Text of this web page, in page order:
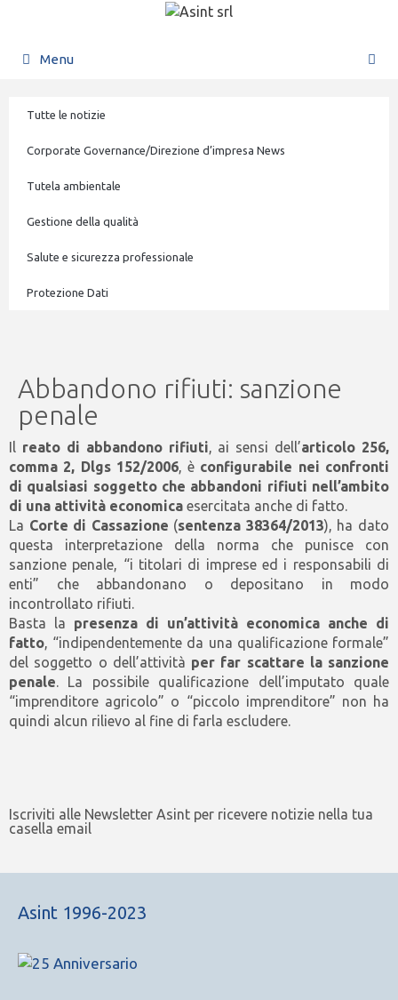
Menu
Tutte le notizie
Corporate Governance/Direzione d’impresa News
Tutela ambientale
Gestione della qualità
Salute e sicurezza professionale
Protezione Dati
Abbandono rifiuti: sanzione
penale
Il reato di abbandono rifiuti, ai sensi dell’articolo 256,
comma 2, Dlgs 152/2006, è configurabile nei confronti
di qualsiasi soggetto che abbandoni rifiuti nell’ambito
di una attività economica esercitata anche di fatto.
La Corte di Cassazione (sentenza 38364/2013), ha dato
questa interpretazione della norma che punisce con
sanzione penale, “i titolari di imprese ed i responsabili di
enti” che abbandonano o depositano in modo
incontrollato rifiuti.
Basta la presenza di un’attività economica anche di
fatto, “indipendentemente da una qualificazione formale”
del soggetto o dell’attività per far scattare la sanzione
penale. La possibile qualificazione dell’imputato quale
“imprenditore agricolo” o “piccolo imprenditore” non ha
quindi alcun rilievo al fine di farla escludere.
Iscriviti alle Newsletter Asint per ricevere notizie nella tua
casella email
Asint 1996-2023